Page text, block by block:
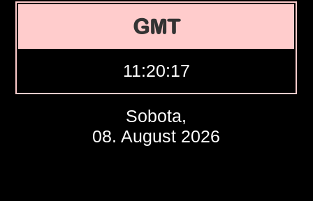
GMT
11:20:18
Sobota,
08. August 2026